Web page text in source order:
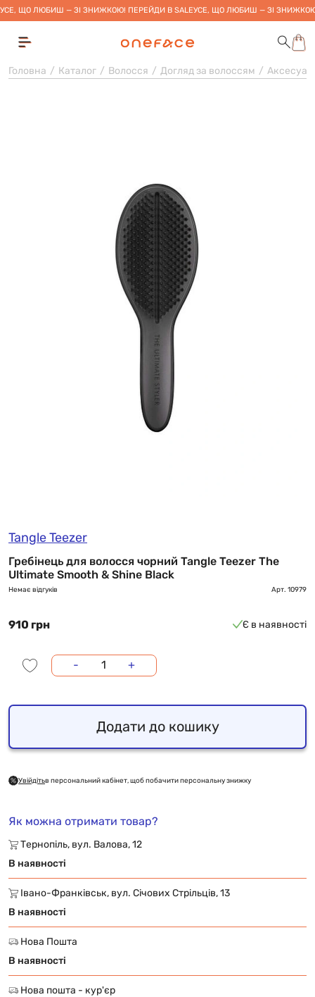
УСЕ, ЩО ЛЮБИШ — ЗІ ЗНИЖКОЮ! ПЕРЕЙДИ В SALEУСЕ, ЩО ЛЮБИШ — ЗІ
Головна Каталог Волосся Догляд за волоссям
Tangle Teezer
Гребінець для волосся чорний Tangle Teezer The
Ultimate Smooth & Shine Black
Немає відгуків Арт. 10979
910 грн Є в наявності
- +
Додати до кошику
Увійдітьв персональний кабінет, щоб побачити персональну знижку
Як можна отримати товар?
Тернопіль, вул. Валова, 12
В наявності
Івано-Франківськ, вул. Січових Стрільців, 13
В наявності
Нова Пошта
В наявності
Нова пошта - кур'єр